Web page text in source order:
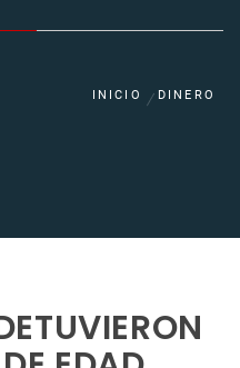
INICIO DINERO